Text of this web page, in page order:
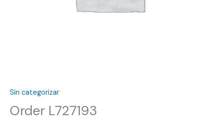
Sin categorizar
Order L727193